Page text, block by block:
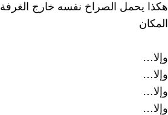
هكذا يحمل الصراخ نفسه خارج الغرفة
المكان
وإلا…
وإلا…
وإلا…
وإلا…